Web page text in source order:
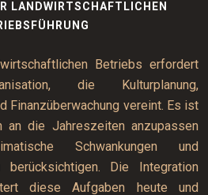
LANDWIRTSCHAFTLICHEN
Betriebs erfordert
die Kulturplanung,
Finanzüberwachung vereint. Es ist
an die Jahreszeiten anzupassen
Schwankungen und
berücksichtigen. Die Integration
diese Aufgaben heute und